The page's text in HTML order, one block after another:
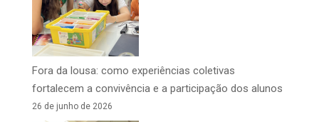
Fora da lousa: como experiências coletivas
fortalecem a convivência e a participação dos alunos
26 de junho de 2026